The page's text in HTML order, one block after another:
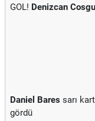
GOL! Denizcan
Daniel Bares sarı kart
gördü